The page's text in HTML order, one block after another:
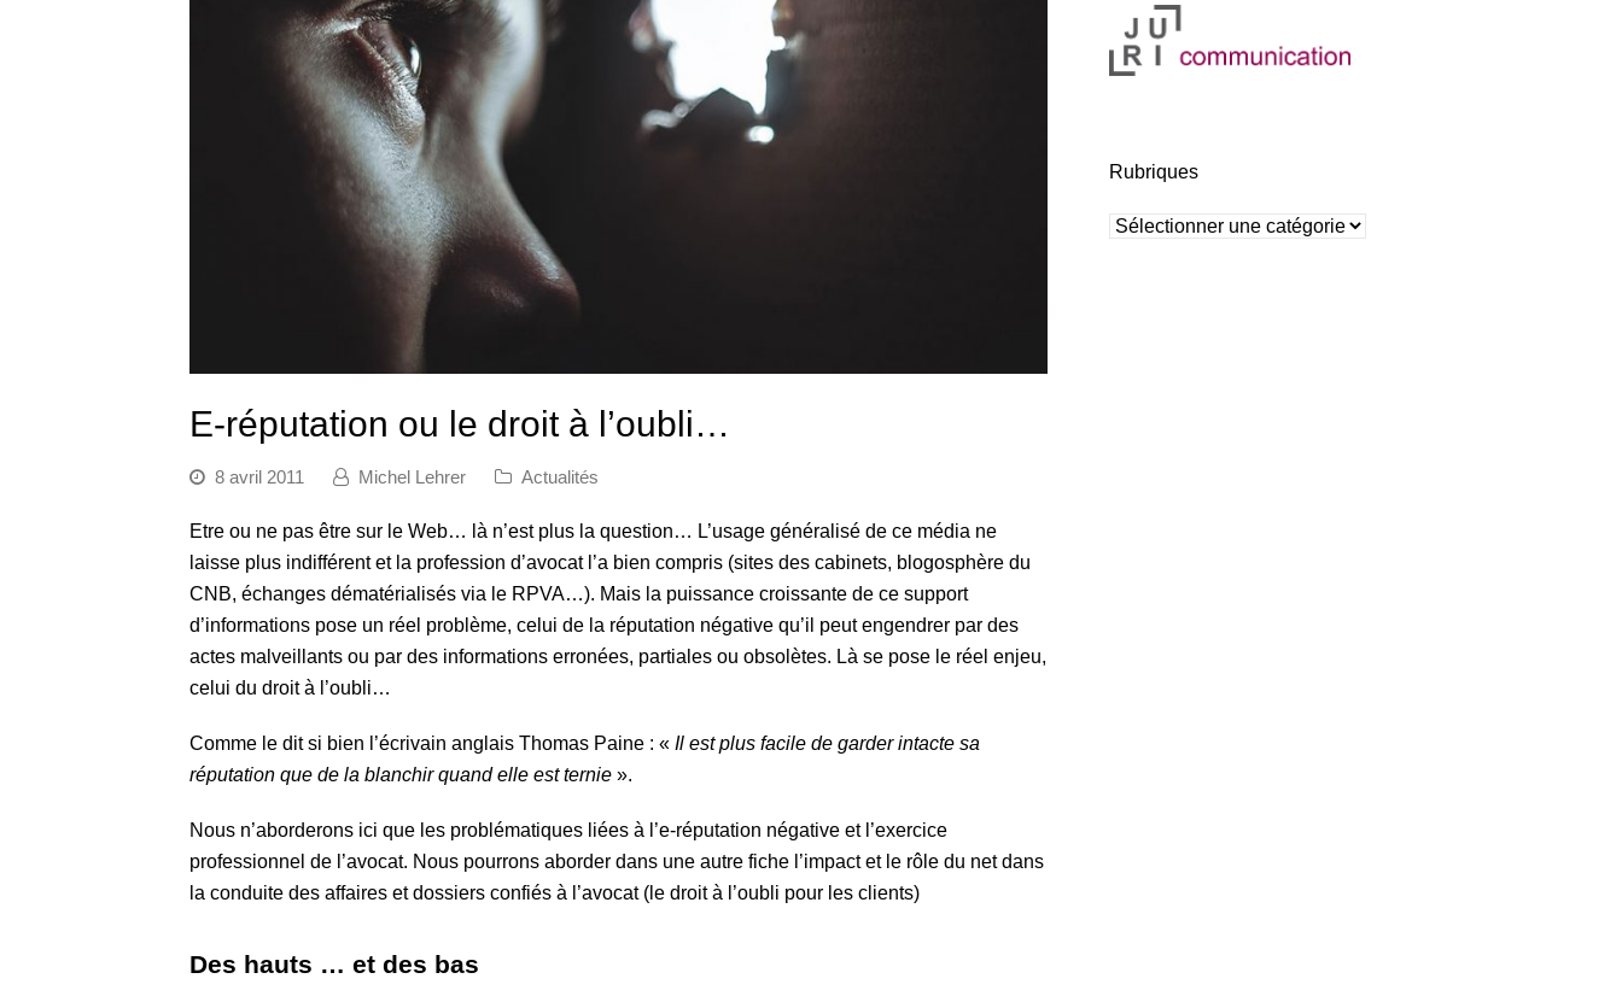
E-réputation ou le droit à l’oubli…
8 avril 2011 Michel Lehrer Actualités
Etre ou ne pas être sur le Web… là n’est plus la question… L’usage généralisé de ce média ne
laisse plus indifférent et la profession d’avocat l’a bien compris (sites des cabinets, blogosphère du
CNB, échanges dématérialisés via le RPVA…). Mais la puissance croissante de ce support
d’informations pose un réel problème, celui de la réputation négative qu’il peut engendrer par des
actes malveillants ou par des informations erronées, partiales ou obsolètes. Là se pose le réel enjeu,
celui du droit à l’oubli…
Comme le dit si bien l’écrivain anglais Thomas Paine : « Il est plus facile de garder intacte sa
réputation que de la blanchir quand elle est ternie ».
Nous n’aborderons ici que les problématiques liées à l’e-réputation négative et l’exercice
professionnel de l’avocat. Nous pourrons aborder dans une autre fiche l’impact et le rôle du net dans
la conduite des affaires et dossiers confiés à l’avocat (le droit à l’oubli pour les clients)
Des hauts … et des bas
Rubriques
Rubriques